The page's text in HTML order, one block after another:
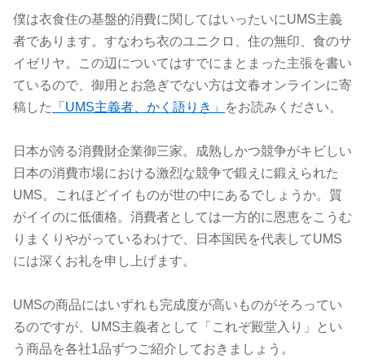
僕は衣食住の基盤的消費に関してはいったいにUMS主義
者であります。すなわち衣のユニクロ、住の無印、食のサ
イゼリヤ。この辺についてはすでにまとまった主張を書い
ているので、御用とお急ぎでない方は文春オンラインに寄
稿した
「UMS主義者、かく語りき」 をお読みください。
日本が誇る消費財企業御三家。成熟しかつ競争がキビしい
日本の消費市場における激烈な競争で鍛えに鍛えられた
UMS。これほどイイものが世の中にあるでしょうか。質
がイイのに低価格。消費者としては一方的に恩恵をこうむ
りまくりやがっているわけで、日本国民を代表してUMS
には深くお礼を申し上げます。
UMSの商品にはいずれも完成度が高いものがそろってい
るのですが、UMS主義者として「これぞ殿堂入り」とい
う商品を各社1品ずつご紹介しておきましょう。